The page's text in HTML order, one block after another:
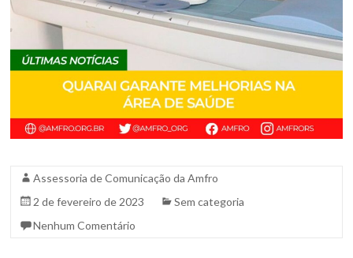
Grande
do
Sul.
Assessoria de Comunicação da Amfro
2 de fevereiro de 2023
Sem categoria
Nenhum Comentário